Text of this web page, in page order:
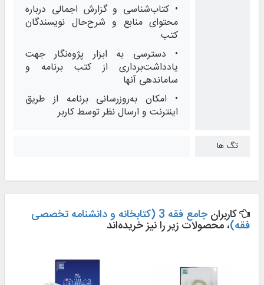
• کتاب‌شناسی و گزارش اجمالی درباره
محتوای منابع و شرح‌حال نویسندگان
کتب
• دسترسی به ابزار پژوه‌نگار جهت
یادداشت‌برداری از کتب برنامه و
ساماندهی آنها
• امکان به‌روزرسانی برنامه از طریق
اینترنت و ارسال نظر توسط کاربر
تگ ها
کاربران جامع فقه 3 (کتابخانه و دانشنامه تخصصی
فقه)، محصولات زیر را نیز خریده‌اند